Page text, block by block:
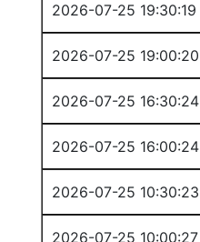
2026-07-25 19:30:19
2026-07-25 19:00:20
2026-07-25 16:30:24
2026-07-25 16:00:24
2026-07-25 10:30:23
2026-07-25 10:00:27